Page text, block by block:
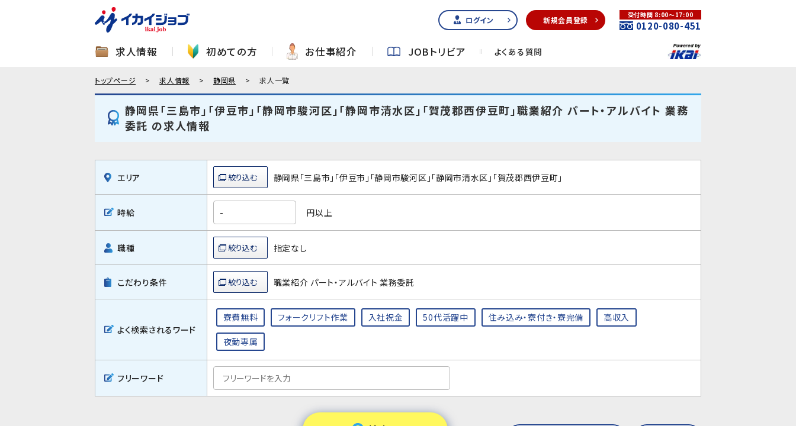
ログイン 新規会員登録
受付時間 8:00～17:00
0120-080-451
求人情報 初めての方 お仕事紹介 JOBトリビア よくある質問
トップページ 求人情報 静岡県 求人一覧
静岡県「三島市」「伊豆市」「静岡市駿河区」「静岡市清水区」「賀茂郡西伊豆町」職業紹介 パート・アルバイト 業務
委託 の求人情報
エリア 静岡県「三島市」「伊豆市」「静岡市駿河区」「静岡市清水区」「賀茂郡西伊豆町」
時給 円以上
職種 指定なし
こだわり条件 職業紹介 パート・アルバイト 業務委託
よく検索されるワード
寮費無料 フォークリフト作業 入社祝金 50代活躍中 住み込み・寮付き・寮完備 高収入
夜勤専属
フリーワード